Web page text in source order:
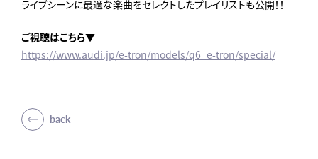
ライブシーンに最適な楽曲をセレクトしたプレイリストも公開！！
ご視聴はこちら▼
https://www.audi.jp/e-tron/models/q6_e-tron/special/
back